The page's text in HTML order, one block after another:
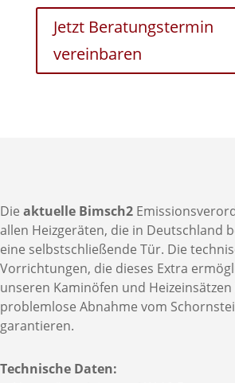
Jetzt Beratungstermin
vereinbaren
Die aktuelle Bimsch2
allen Heizgeräten, die in Deutschland
eine selbstschließende Tür. Die
Vorrichtungen, die dieses Extra
unseren Kaminöfen und
problemlose Abnahme vom
garantieren.
Technische Daten: